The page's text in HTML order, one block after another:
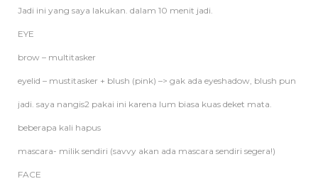
Jadi ini yang saya lakukan. dalam 10 menit jadi.
EYE
brow – multitasker
eyelid – mustitasker + blush (pink) –> gak ada eyeshadow, blush pun
jadi. saya nangis2 pakai ini karena lum biasa kuas deket mata.
beberapa kali hapus
mascara- milik sendiri (savvy akan ada mascara sendiri segera!)
FACE